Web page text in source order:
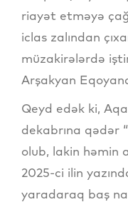
riayət etməyə
iclas zalından
müzakirələrdə
Arşakyan
Qeyd edək ki,
dekabrına qədər
olub, lakin həmin
2025-ci ilin
yaradaraq baş